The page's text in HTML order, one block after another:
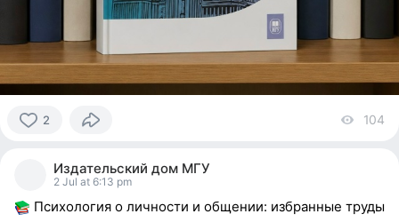
2 104
Издательский дом МГУ
2 Jul at 6:13 pm
Психология о личности и общении: избранные труды